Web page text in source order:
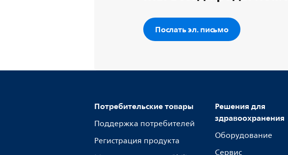
Послать эл. письмо
Потребительские товары
Поддержка потребителей
Регистрация продукта
Решения для
здравоохранения
Оборудование